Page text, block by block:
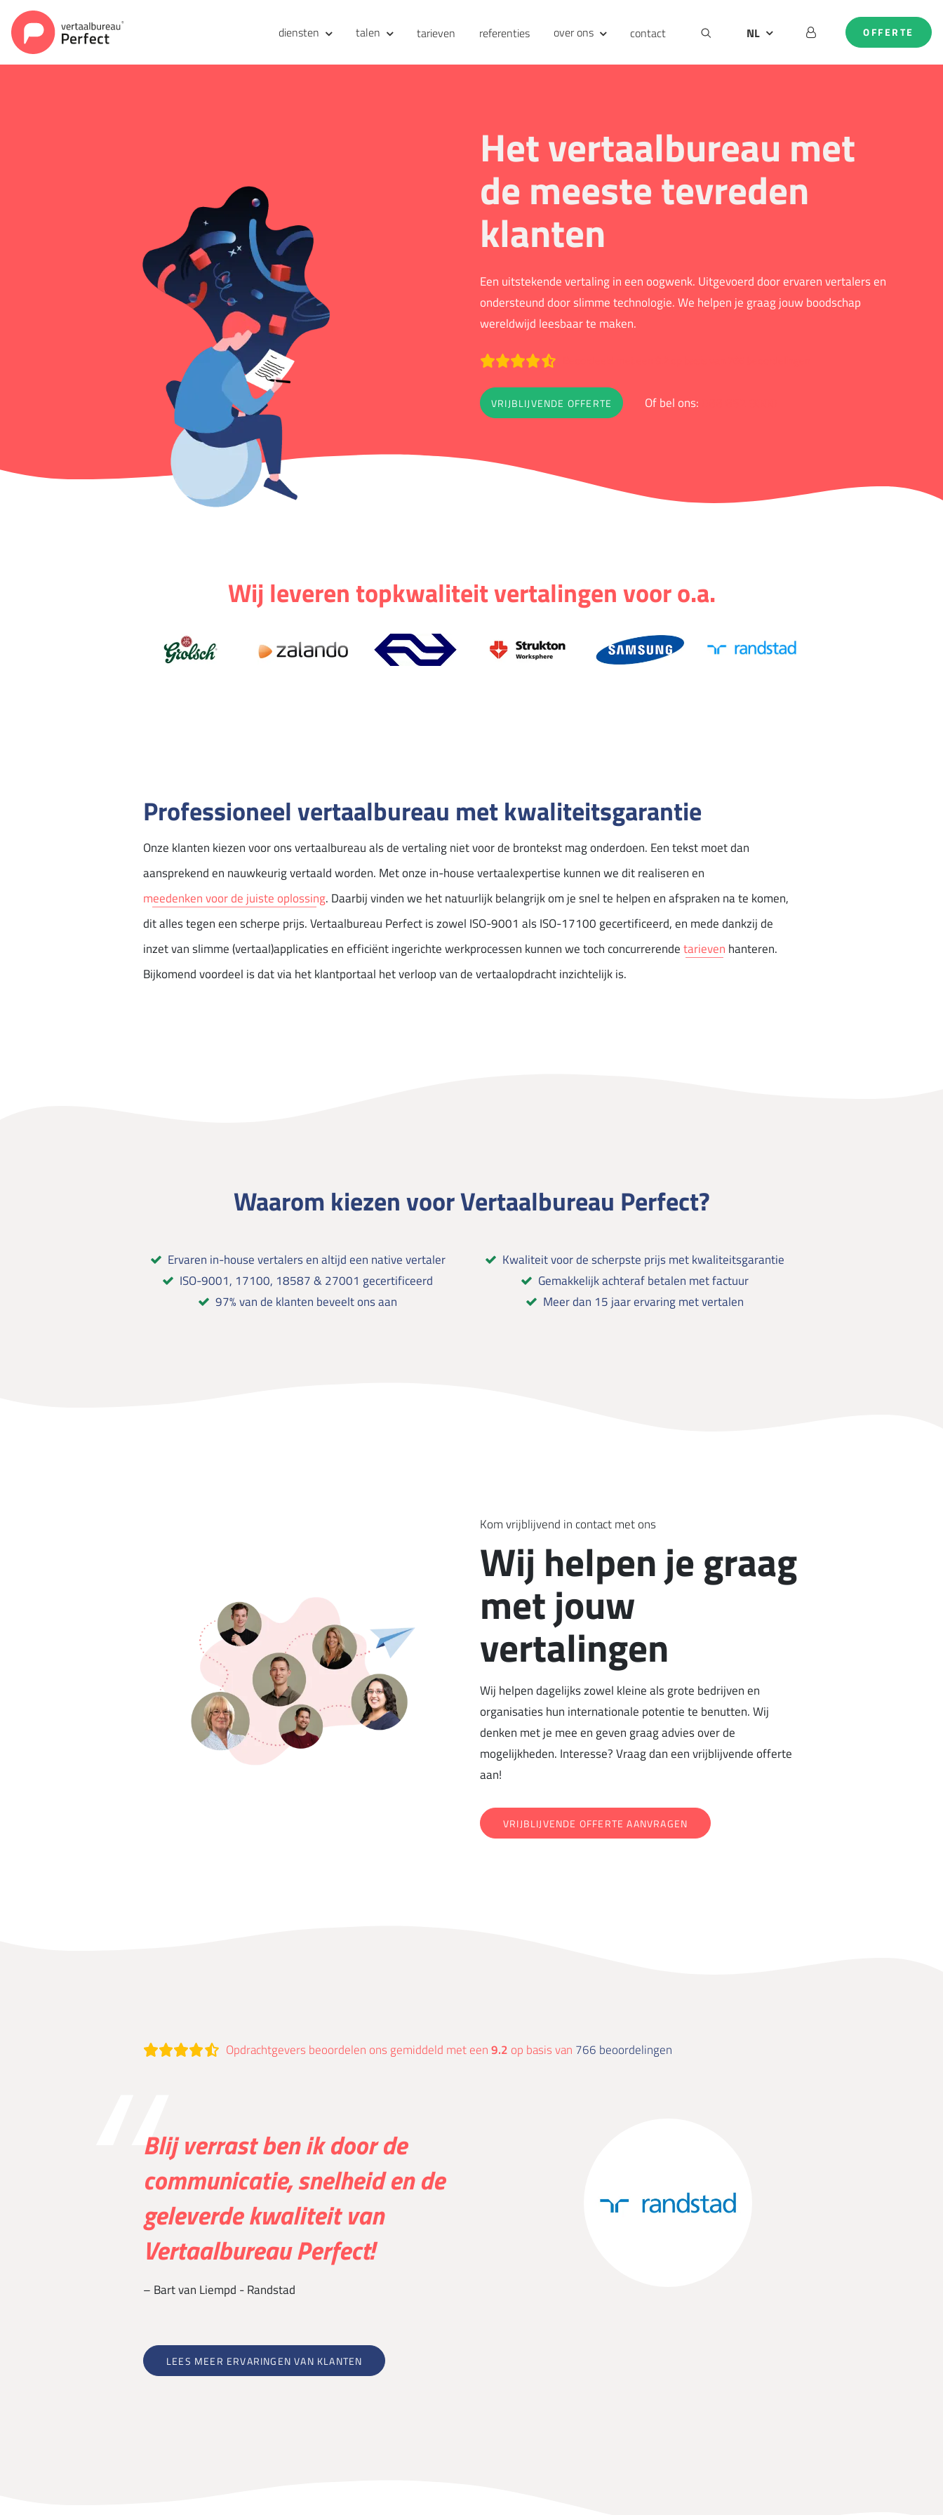
diensten talen tarieven referenties over ons contact
NL
OFFERTE
Het vertaalbureau met
de meeste tevreden
klanten
Een uitstekende vertaling in een oogwenk. Uitgevoerd door ervaren vertalers en
ondersteund door slimme technologie. We helpen je graag jouw boodschap
wereldwijd leesbaar te maken.
VRIJBLIJVENDE OFFERTE Of bel ons:
Wij leveren topkwaliteit vertalingen voor o.a.
Professioneel vertaalbureau met kwaliteitsgarantie
Onze klanten kiezen voor ons vertaalbureau als de vertaling niet voor de brontekst mag onderdoen. Een tekst moet dan
aansprekend en nauwkeurig vertaald worden. Met onze in-house vertaalexpertise kunnen we dit realiseren en
meedenken voor de juiste oplossing. Daarbij vinden we het natuurlijk belangrijk om je snel te helpen en afspraken na te komen,
dit alles tegen een scherpe prijs. Vertaalbureau Perfect is zowel ISO-9001 als ISO-17100 gecertificeerd, en mede dankzij de
inzet van slimme (vertaal)applicaties en efficiënt ingerichte werkprocessen kunnen we toch concurrerendetarieven hanteren.
Bijkomend voordeel is dat via het klantportaal het verloop van de vertaalopdracht inzichtelijk is.
Waarom kiezen voor Vertaalbureau Perfect?
Ervaren in-house vertalers en altijd een native vertaler
Kwaliteit voor de scherpste prijs met kwaliteitsgarantie
ISO-9001, 17100, 18587 & 27001 gecertificeerd
Gemakkelijk achteraf betalen met factuur
97% van de klanten beveelt ons aan
Meer dan 15 jaar ervaring met vertalen
Kom vrijblijvend in contact met ons
Wij helpen je graag
met jouw
vertalingen
Wij helpen dagelijks zowel kleine als grote bedrijven en
organisaties hun internationale potentie te benutten. Wij
denken met je mee en geven graag advies over de
mogelijkheden. Interesse? Vraag dan een vrijblijvende offerte
aan!
VRIJBLIJVENDE OFFERTE AANVRAGEN
Opdrachtgevers beoordelen ons gemiddeld met een9.2 op basis van 766 beoordelingen
Blij verrast ben ik door de
communicatie, snelheid en de
geleverde kwaliteit van
Vertaalbureau Perfect!
– Bart van Liempd - Randstad
LEES MEER ERVARINGEN VAN KLANTEN